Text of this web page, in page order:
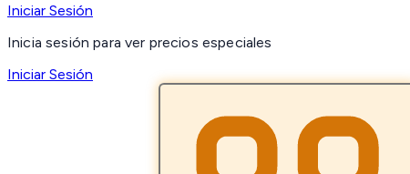
Iniciar Sesión
Inicia sesión para ver precios especiales
Iniciar Sesión